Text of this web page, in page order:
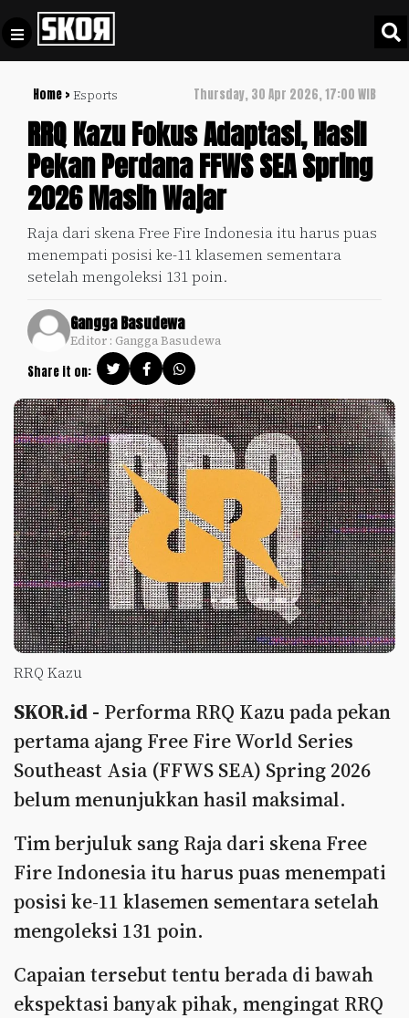
Home > Esports Thursday, 30 Apr 2026, 17:00 WIB
RRQ Kazu Fokus Adaptasi, Hasil
Pekan Perdana FFWS SEA Spring
2026 Masih Wajar
Raja dari skena Free Fire Indonesia itu harus puas
menempati posisi ke-11 klasemen sementara
setelah mengoleksi 131 poin.
Gangga Basudewa
Editor : Gangga Basudewa
Share it on:
RRQ Kazu
SKOR.id - Performa RRQ Kazu pada pekan
pertama ajang Free Fire World Series
Southeast Asia (FFWS SEA) Spring 2026
belum menunjukkan hasil maksimal.
Tim berjuluk sang Raja dari skena Free
Fire Indonesia itu harus puas menempati
posisi ke-11 klasemen sementara setelah
mengoleksi 131 poin.
Capaian tersebut tentu berada di bawah
ekspektasi banyak pihak, mengingat RRQ
Football +
Culture +
Update
+
Timnas
Indonesia
SKOR
SPECIAL
Video
Policy
Pedoman
Pemberitaan
Media
Siber
Disclaimer
Kami